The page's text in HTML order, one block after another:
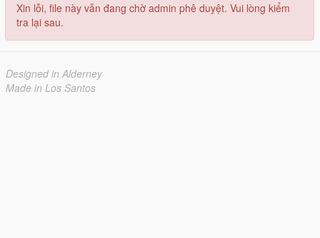
Xin lỗi, file này vẫn đang chờ admin phê duyệt. Vui lòng kiểm
tra lại sau.
Designed in Alderney
Made in Los Santos